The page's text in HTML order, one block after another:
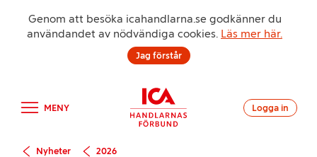
Genom att besöka icahandlarna.se godkänner du
användandet av nödvändiga cookies. Läs mer här.
Jag förstår
MENY Logga in
Nyheter 2026